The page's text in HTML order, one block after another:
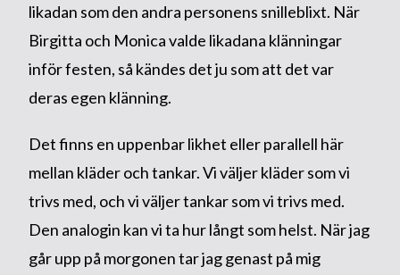
likadan som den andra personens snilleblixt. När
Birgitta och Monica valde likadana klänningar
inför festen, så kändes det ju som att det var
deras egen klänning.
Det finns en uppenbar likhet eller parallell här
mellan kläder och tankar. Vi väljer kläder som vi
trivs med, och vi väljer tankar som vi trivs med.
Den analogin kan vi ta hur långt som helst. När jag
går upp på morgonen tar jag genast på mig